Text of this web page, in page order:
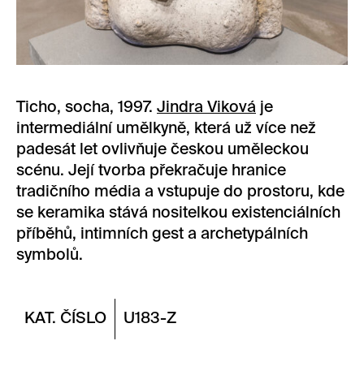
Ticho, socha, 1997. Jindra Viková je
intermediální umělkyně, která už více než
padesát let ovlivňuje českou uměleckou
scénu. Její tvorba překračuje hranice
tradičního média a vstupuje do prostoru, kde
se keramika stává nositelkou existenciálních
příběhů, intimních gest a archetypálních
symbolů.
KAT. ČÍSLO U183-Z